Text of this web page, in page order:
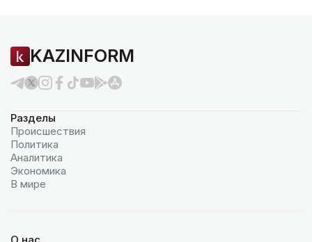
KAZINFORM
Разделы
Происшествия
Политика
Аналитика
Экономика
В мире